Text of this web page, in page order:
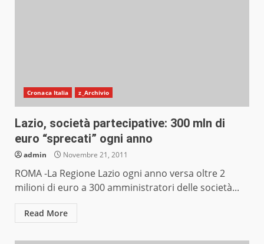
Cronaca Italia z_Archivio
Lazio, società partecipative: 300 mln di
euro “sprecati” ogni anno
admin Novembre 21, 2011
ROMA -La Regione Lazio ogni anno versa oltre 2
milioni di euro a 300 amministratori delle società...
Read More